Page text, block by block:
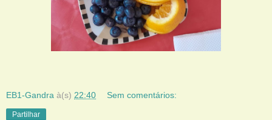
EB1-Gandra à(s) 22:40 Sem comentários:
Partilhar